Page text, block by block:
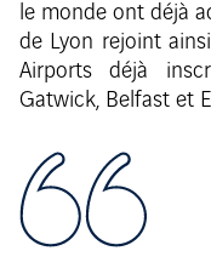
le monde ont déjà
de Lyon rejoint
Airports déjà
Gatwick, Belfast et